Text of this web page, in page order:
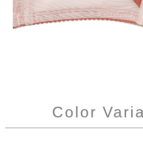
Color